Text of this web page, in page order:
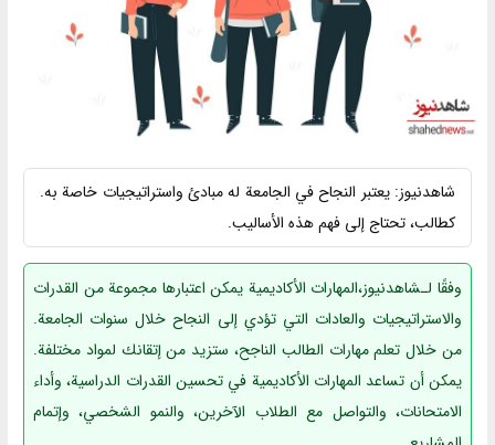
شاهدنیوز: يعتبر النجاح في الجامعة له مبادئ واستراتيجيات خاصة به.
كطالب، تحتاج إلى فهم هذه الأساليب.
وفقًا لـشاهدنیوز،المهارات الأكاديمية يمكن اعتبارها مجموعة من القدرات
والاستراتيجيات والعادات التي تؤدي إلى النجاح خلال سنوات الجامعة.
من خلال تعلم مهارات الطالب الناجح، ستزيد من إتقانك لمواد مختلفة.
يمكن أن تساعد المهارات الأكاديمية في تحسين القدرات الدراسية، وأداء
الامتحانات، والتواصل مع الطلاب الآخرين، والنمو الشخصي، وإتمام